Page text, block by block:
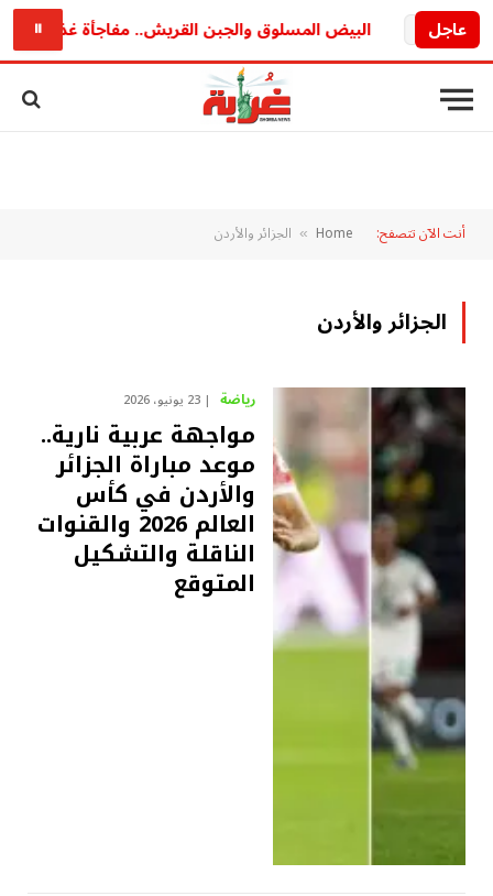
عاجل البيض المسلوق والجبن القريش.. مفاجأة غذائية قد
⏸
أنت الآن تتصفح: Home
» الجزائر والأردن
الجزائر والأردن
رياضة 23 يونيو، 2026
مواجهة عربية نارية..
موعد مباراة الجزائر
والأردن في كأس
العالم 2026 والقنوات
الناقلة والتشكيل
المتوقع